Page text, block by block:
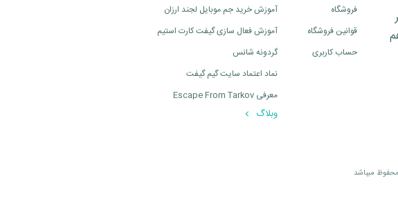
ظهر
فروشگاه
قوانین فروشگاه
حساب کاربری
آموزش خرید جم موبایل لجند ارزان
آموزش فعال سازی گیفت کارت استیم
گردونه شانس
نماد اعتماد سایت گیم گیفت
معرفی Escape From Tarkov
وبلاگ
ميباشد